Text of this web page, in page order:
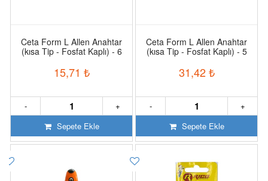
Ceta Form L Allen Anahtar
(kısa Tip - Fosfat Kaplı) - 6
15,71 ₺
+
-
Sepete Ekle
Ceta Form L Allen Anahtar
(kısa Tip - Fosfat Kaplı) - 5
31,42₺
+
-
Sepete Ekle